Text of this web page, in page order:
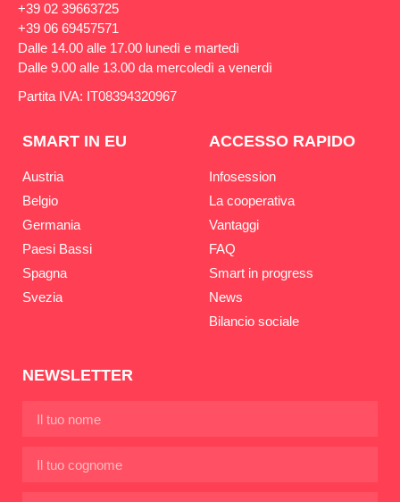
+39 02 39663725
+39 06 69457571
Dalle 14.00 alle 17.00 lunedì e martedì
Dalle 9.00 alle 13.00 da mercoledì a venerdì
Partita IVA: IT08394320967
SMART IN EU
Austria
Belgio
Germania
Paesi Bassi
Spagna
Svezia
ACCESSO RAPIDO
Infosession
La cooperativa
Vantaggi
FAQ
Smart in progress
News
Bilancio sociale
NEWSLETTER